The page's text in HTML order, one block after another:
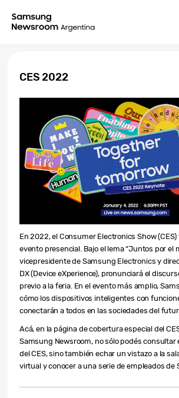
CES 2022
En 2022, el Consumer Electronics Show (CES)
evento presencial. Bajo el lema “Juntos por el
vicepresidente de Samsung Electronics y
DX (Device eXperience), pronunciará el
previo a la feria. En el evento más amplio,
cómo los dispositivos inteligentes con
conectarán a todos en las sociedades del
Acá, en la página de cobertura especial del
Samsung Newsroom, no sólo podés consultar
del CES, sino también echar un vistazo a la
virtual y conocer a una serie de empleados de